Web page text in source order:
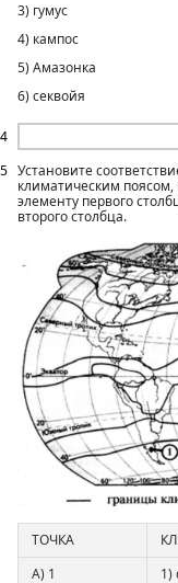
4
3) гумус
4) кампос
5) Амазонка
6) секвойя
5 Установите
климатическим
элементу первого
второго столбца.
ТОЧКА
А) 1
1)